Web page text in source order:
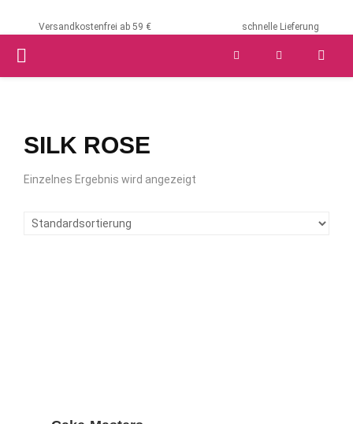
Versandkostenfrei ab 59 € schnelle Lieferung
PRIMARY
SILK ROSE
Einzelnes Ergebnis wird angezeigt